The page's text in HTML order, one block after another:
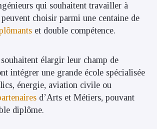
qui souhaitent travailler à
choisir parmi une centaine de
et double compétence.
élargir leur champ de
intégrer une grande école spécialisée
énergie, aviation civile ou
d’Arts et Métiers, pouvant
diplôme.